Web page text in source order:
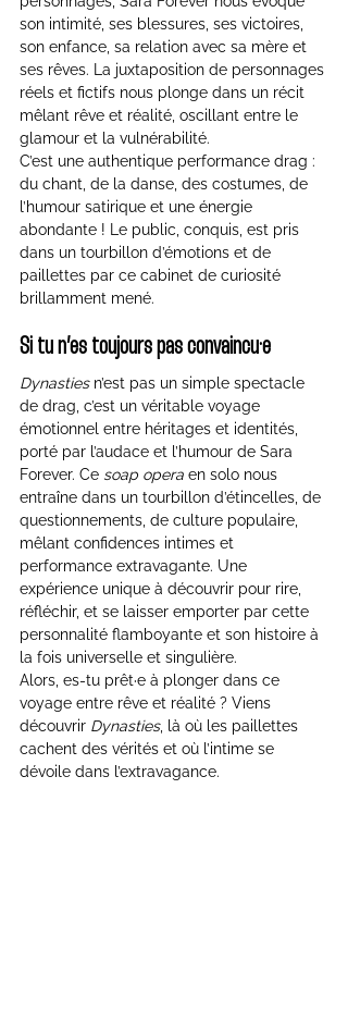
son intimité, ses blessures, ses victoires,
son enfance, sa relation avec sa mère et
ses rêves. La juxtaposition de personnages
réels et fictifs nous plonge dans un récit
mêlant rêve et réalité, oscillant entre le
glamour et la vulnérabilité.
C’est une authentique performance drag :
du chant, de la danse, des costumes, de
l’humour satirique et une énergie
abondante ! Le public, conquis, est pris
dans un tourbillon d’émotions et de
paillettes par ce cabinet de curiosité
brillamment mené.
Si tu n’es toujours pas convaincu·e
Dynasties n’est pas un simple spectacle
de drag, c’est un véritable voyage
émotionnel entre héritages et identités,
porté par l’audace et l’humour de Sara
Forever. Ce soap opera en solo nous
entraîne dans un tourbillon d’étincelles, de
questionnements, de culture populaire,
mêlant confidences intimes et
performance extravagante. Une
expérience unique à découvrir pour rire,
réfléchir, et se laisser emporter par cette
personnalité flamboyante et son histoire à
la fois universelle et singulière.
Alors, es-tu prêt·e à plonger dans ce
voyage entre rêve et réalité ? Viens
découvrir Dynasties, là où les paillettes
cachent des vérités et où l’intime se
dévoile dans l’extravagance.